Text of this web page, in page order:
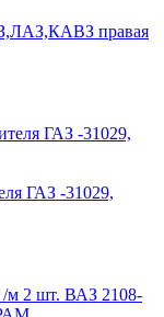
правая
ГАЗ -31029,